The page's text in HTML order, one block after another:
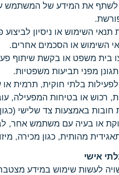
לשתף את המידע של המשתמש
השימוש או ניסיון לביצוע
השימוש או הסכמים אחרים.
צו בית משפט או בקשת שיתוף
מפני תביעות משפטיות.
בלתי חוקית, תרמית או
רכוש או בטיחות
באמצעות צד שלישי (כגון
או בעיה עם משתמש אחר,
מהותית, כגון מכירה,
אישי
לעשות שימוש במידע